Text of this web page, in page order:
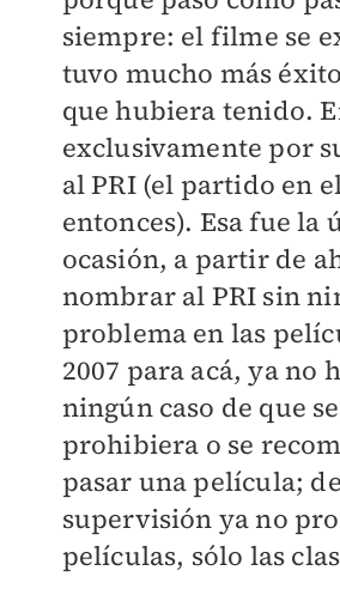
siempre: el filme se
tuvo mucho más
que hubiera tenido.
exclusivamente por
al PRI (el partido en
entonces). Esa fue la
ocasión, a partir de
nombrar al PRI sin
problema en las
2007 para acá, ya no
ningún caso de que se
prohibiera o se
pasar una película;
supervisión ya no
películas, sólo las